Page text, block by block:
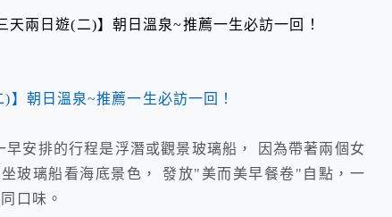
兩日遊(二)】朝日溫泉~推薦一生必訪一回！
安排的行程是浮潛或觀景玻璃船， 因為帶著兩個女
玻璃船看海底景色， 發放"美而美早餐卷"自點，一
口味。